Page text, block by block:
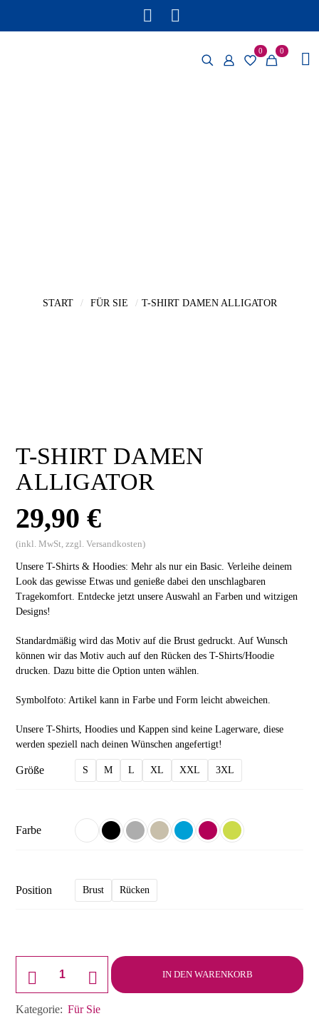
0 0
START / FÜR SIE / T-SHIRT DAMEN ALLIGATOR
T-SHIRT DAMEN
ALLIGATOR
29,90€
(inkl. MwSt, zzgl. Versandkosten)
Unsere T-Shirts & Hoodies: Mehr als nur ein Basic. Verleihe deinem
Look das gewisse Etwas und genieße dabei den unschlagbaren
Tragekomfort. Entdecke jetzt unsere Auswahl an Farben und witzigen
Designs!
Standardmäßig wird das Motiv auf die Brust gedruckt. Auf Wunsch
können wir das Motiv auch auf den Rücken des T-Shirts/Hoodie
drucken. Dazu bitte die Option unten wählen.
Symbolfoto: Artikel kann in Farbe und Form leicht abweichen.
Unsere T-Shirts, Hoodies und Kappen sind keine Lagerware, diese
werden speziell nach deinen Wünschen angefertigt!
Größe S M L XL XXL 3XL
Farbe
Position Brust Rücken
T-
Shirt
Damen
Alligator
Menge
IN DEN WARENKORB
Kategorie: Für Sie